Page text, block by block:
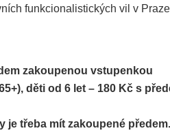
funkcionalistických vil v
zakoupenou vstupenkou
děti od 6 let – 180 Kč s
je třeba mít zakoupené